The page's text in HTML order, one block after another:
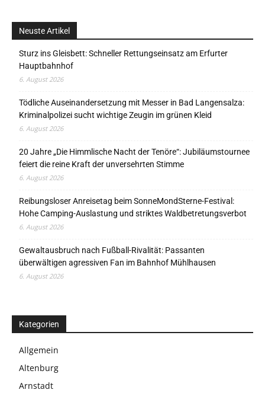
Neuste Artikel
Sturz ins Gleisbett: Schneller Rettungseinsatz am Erfurter
Hauptbahnhof
6. August 2026
Tödliche Auseinandersetzung mit Messer in Bad Langensalza:
Kriminalpolizei sucht wichtige Zeugin im grünen Kleid
6. August 2026
20 Jahre „Die Himmlische Nacht der Tenöre“: Jubiläumstournee
feiert die reine Kraft der unversehrten Stimme
6. August 2026
Reibungsloser Anreisetag beim SonneMondSterne-Festival:
Hohe Camping-Auslastung und striktes Waldbetretungsverbot
6. August 2026
Gewaltausbruch nach Fußball-Rivalität: Passanten
überwältigen agressiven Fan im Bahnhof Mühlhausen
6. August 2026
Kategorien
Allgemein
Altenburg
Arnstadt